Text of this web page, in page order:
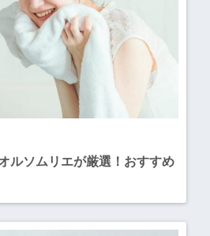
ルソムリエが厳選！おすすめ